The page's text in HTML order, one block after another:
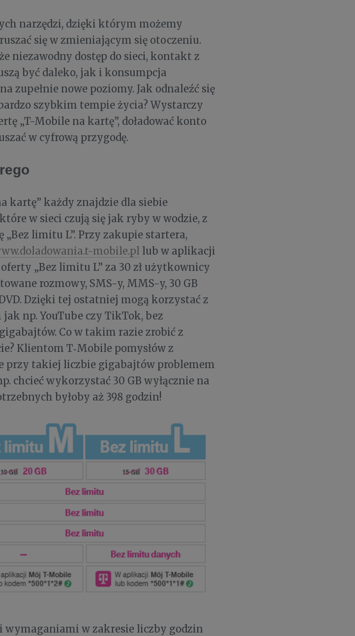
narzędzi, dzięki którym możemy
się w zmieniającym się otoczeniu.
niezawodny dostęp do sieci, kontakt z
być daleko, jak i konsumpcja
zupełnie nowe poziomy. Jak odnaleźć się
szybkim tempie życia? Wystarczy
„T-Mobile na kartę”, doładować konto
w cyfrową przygodę.
kartę” każdy znajdzie dla siebie
w sieci czują się jak ryby w wodzie, z
„Bez limitu L”. Przy zakupie startera,
mobile.pl lub w aplikacji
„Bez limitu L” za 30 zł użytkownicy
rozmowy, SMS-y, MMS-y, 30 GB
Dzięki tej ostatniej mogą korzystać z
np. YouTube czy TikTok, bez
Co w takim razie zrobić z
Klientom T‑Mobile pomysłów z
przy takiej liczbie gigabajtów problemem
chcieć wykorzystać 30 GB wyłącznie na
byłoby aż 398 godzin!
wymaganiami w zakresie liczby godzin